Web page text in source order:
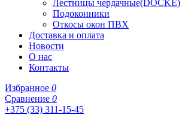
Лестницы чердачные(DOCKE)
Подоконники
Откосы окон ПВХ
Доставка и оплата
Новости
О нас
Контакты
Избранное 0
Сравнение 0
+375 (33) 311-15-45